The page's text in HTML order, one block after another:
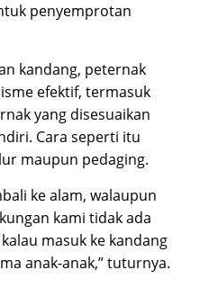
penyemprotan
kandang, peternak
efektif, termasuk
yang disesuaikan
Cara seperti itu
maupun pedaging.
ke alam, walaupun
kami tidak ada
masuk ke kandang
anak-anak,” tuturnya.